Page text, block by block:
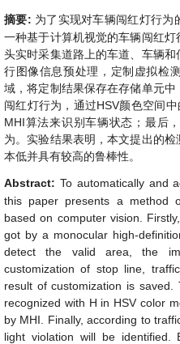
摘要: 为了实现对车辆闯红灯行为
一种基于计算机视觉的车辆闯红
头实时采集道路上的车道、车辆
行图像信息预处理，定制虚拟检
域，将定制结果保存在存储单元
闯红灯行为，通过HSV颜色空间中
MHI算法来识别车辆状态；最后，
为。实验结果表明，本文提出的
本低并具有较高的鲁棒性。
Abstract: To automatically and
this paper presents a method
based on computer vision.
got by a monocular high-
detect the valid area, the
customizationof stop line,
result of customization is
recognized with H in HSV color
by MHI. Finally, according to
light violation will be identified.